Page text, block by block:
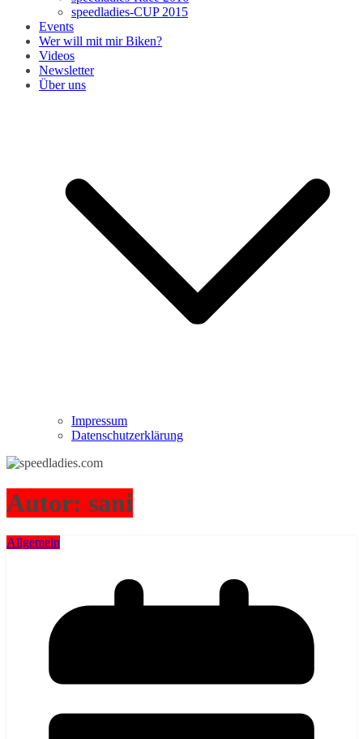
speedladies-CUP 2015
Events
Wer will mit mir Biken?
Videos
Newsletter
Über uns
Impressum
Datenschutzerklärung
Autor: sani
Allgemein